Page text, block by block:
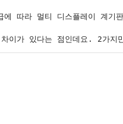
에 따라 멀티 디스플레이 계
이가 있다는 점인데요. 2가